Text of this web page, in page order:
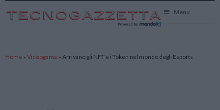
Menu
Home »Videogame »Arrivano gli NFT e i Token nel mondo degli Esports